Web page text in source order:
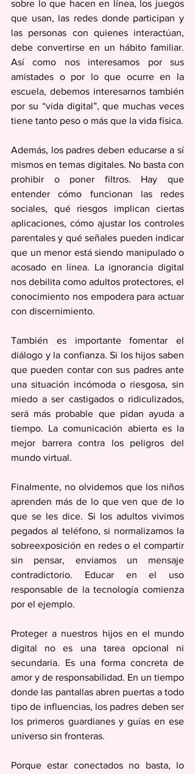
sobre lo que hacen en línea, los juegos
que usan, las redes donde participan y
las personas con quienes interactúan,
debe convertirse en un hábito familiar.
Así como nos interesamos por sus
amistades o por lo que ocurre en la
escuela, debemos interesarnos también
por su “vida digital”, que muchas veces
tiene tanto peso o más que la vida física.
Además, los padres deben educarse a sí
mismos en temas digitales. No basta con
prohibir o poner filtros. Hay que
entender cómo funcionan las redes
sociales, qué riesgos implican ciertas
aplicaciones, cómo ajustar los controles
parentales y qué señales pueden indicar
que un menor está siendo manipulado o
acosado en línea. La ignorancia digital
nos debilita como adultos protectores, el
conocimiento nos empodera para actuar
con discernimiento.
También es importante fomentar el
diálogo y la confianza. Si los hijos saben
que pueden contar con sus padres ante
una situación incómoda o riesgosa, sin
miedo a ser castigados o ridiculizados,
será más probable que pidan ayuda a
tiempo. La comunicación abierta es la
mejor barrera contra los peligros del
mundo virtual.
Finalmente, no olvidemos que los niños
aprenden más de lo que ven que de lo
que se les dice. Si los adultos vivimos
pegados al teléfono, si normalizamos la
sobreexposición en redes o el compartir
sin pensar, enviamos un mensaje
contradictorio. Educar en el uso
responsable de la tecnología comienza
por el ejemplo.
Proteger a nuestros hijos en el mundo
digital no es una tarea opcional ni
secundaria. Es una forma concreta de
amor y de responsabilidad. En un tiempo
donde las pantallas abren puertas a todo
tipo de influencias, los padres deben ser
los primeros guardianes y guías en ese
universo sin fronteras.
Porque estar conectados no basta, lo